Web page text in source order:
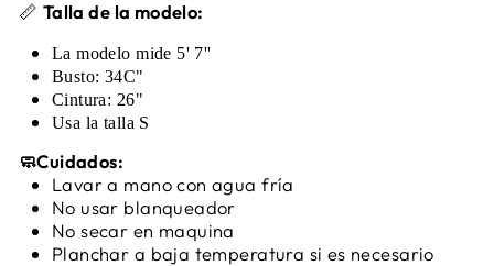
📏 Talla de la modelo:
La modelo mide 5' 7''
Busto: 34C"
Cintura: 26"
Usa la talla S
🧼Cuidados:
Lavar a mano con agua fría
No usar blanqueador
No secar en maquina
Planchar a baja temperatura si es necesario